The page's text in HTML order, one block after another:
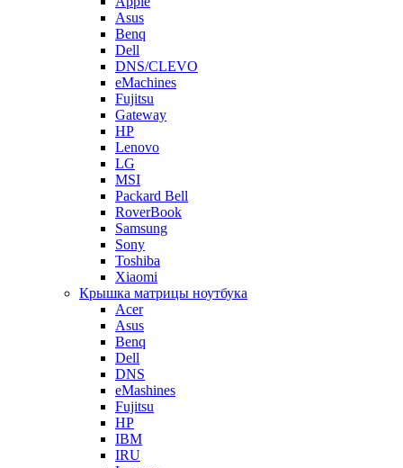
Asus
Benq
Dell
DNS/CLEVO
eMachines
Fujitsu
Gateway
HP
Lenovo
LG
MSI
Packard Bell
RoverBook
Samsung
Sony
Toshiba
Xiaomi
Крышка матрицы ноутбука
Acer
Asus
Benq
Dell
DNS
eMashines
Fujitsu
HP
IBM
IRU